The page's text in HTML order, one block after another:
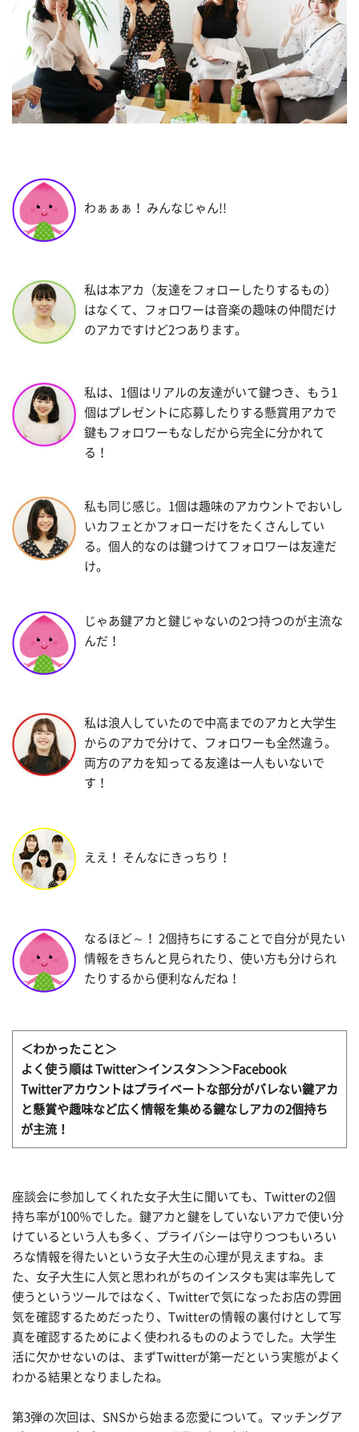
わぁぁぁ！ みんなじゃん!!
私は本アカ（友達をフォローしたりするもの）
はなくて、フォロワーは音楽の趣味の仲間だけ
のアカですけど2つあります。
私は、1個はリアルの友達がいて鍵つき、もう1
個はプレゼントに応募したりする懸賞用アカで
鍵もフォロワーもなしだから完全に分かれて
る！
私も同じ感じ。1個は趣味のアカウントでおいし
いカフェとかフォローだけをたくさんしてい
る。個人的なのは鍵つけてフォロワーは友達だ
け。
じゃあ鍵アカと鍵じゃないの2つ持つのが主流な
んだ！
私は浪人していたので中高までのアカと大学生
からのアカで分けて、フォロワーも全然違う。
両方のアカを知ってる友達は一人もいないで
す！
ええ！ そんなにきっちり！
なるほど～！ 2個持ちにすることで自分が見たい
情報をきちんと見られたり、使い方も分けられ
たりするから便利なんだね！
＜わかったこと＞
よく使う順は Twitter＞インスタ＞＞＞Facebook
Twitterアカウントはプライベートな部分がバレない鍵アカ
と懸賞や趣味など広く情報を集める鍵なしアカの2個持ち
が主流！
座談会に参加してくれた女子大生に聞いても、Twitterの2個
持ち率が100％でした。鍵アカと鍵をしていないアカで使い分
けているという人も多く、プライバシーは守りつつもいろい
ろな情報を得たいという女子大生の心理が見えますね。ま
た、女子大生に人気と思われがちのインスタも実は率先して
使うというツールではなく、Twitterで気になったお店の雰囲
気を確認するためだったり、Twitterの情報の裏付けとして写
真を確認するためによく使われるもののようでした。大学生
活に欠かせないのは、まずTwitterが第一だという実態がよく
わかる結果となりましたね。
第3弾の次回は、SNSから始まる恋愛について。マッチングア